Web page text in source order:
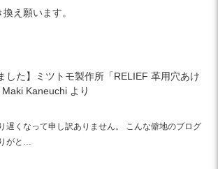
え願います。
した】ミツトモ製作所「RELIEF 革用穴あけ
Maki Kaneuchiより
遅くなって申し訳ありません。 こんな僻地のブログ
がと…